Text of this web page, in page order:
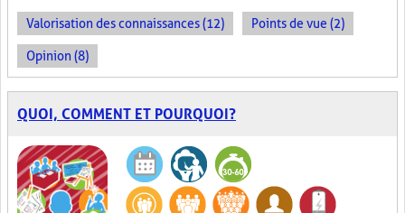
Valorisation des connaissances (12) Points de vue (2)
Opinion (8)
QUOI, COMMENT ET POURQUOI?